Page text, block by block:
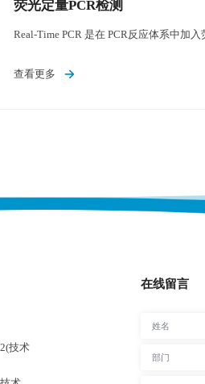
荧光定量PCR检测
查看更多
技术
在线留言